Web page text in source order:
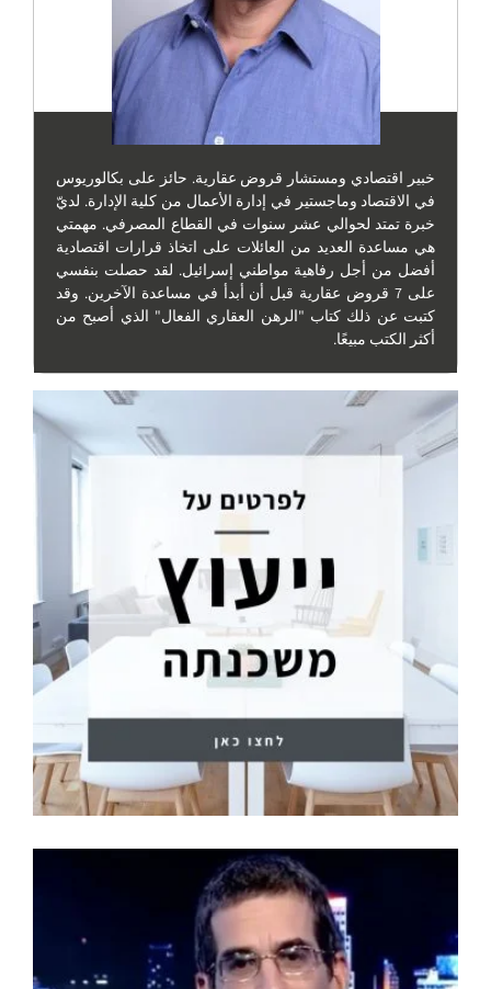
خبير اقتصادي ومستشار قروض عقارية. حائز على بكالوريوس
في الاقتصاد وماجستير في إدارة الأعمال من كلية الإدارة. لديّ
خبرة تمتد لحوالي عشر سنوات في القطاع المصرفي. مهمتي
هي مساعدة العديد من العائلات على اتخاذ قرارات اقتصادية
أفضل من أجل رفاهية مواطني إسرائيل. لقد حصلت بنفسي
على 7 قروض عقارية قبل أن أبدأ في مساعدة الآخرين. وقد
كتبت عن ذلك كتاب "الرهن العقاري الفعال" الذي أصبح من
أكثر الكتب مبيعًا.